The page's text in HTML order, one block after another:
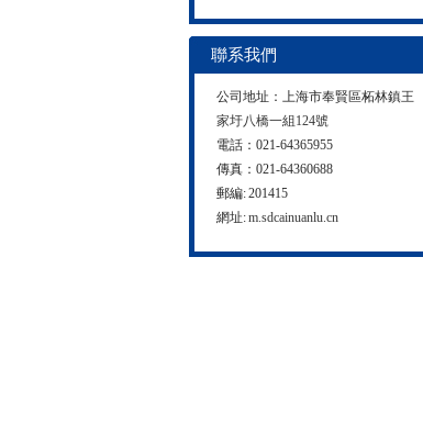
聯系我們
公司地址：上海市奉賢區柘林鎮王
家圩八橋一組124號
電話：021-64365955
傳真：021-64360688
郵編: 201415
網址:m.sdcainuanlu.cn